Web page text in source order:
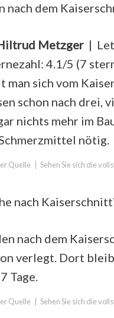
nach dem
Metzger |
4.1/5 (7
man sich vom
schon nach drei,
nichts mehr im
nötig.
Quelle Sehen Sie sich die
nach
nach dem
verlegt. Dort
Tage.
Quelle Sehen Sie sich die